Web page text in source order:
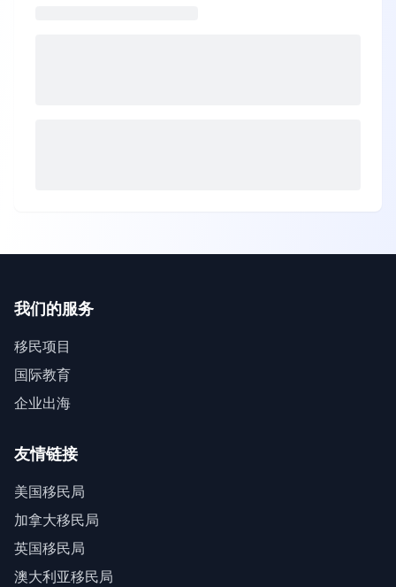
我们的服务
移民项目
国际教育
企业出海
友情链接
美国移民局
加拿大移民局
英国移民局
澳大利亚移民局